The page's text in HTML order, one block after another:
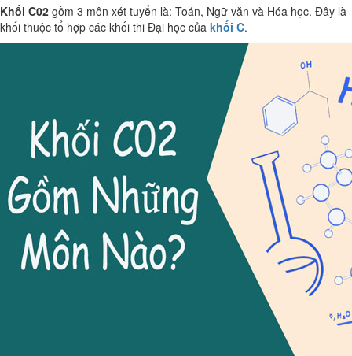
Khối C02 gồm 3 môn xét tuyển là: Toán, Ngữ văn và Hóa học. Đây là
khối thuộc tổ hợp các khối thi Đại học của khối C.